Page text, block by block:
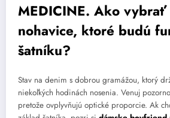
MEDICINE. Ako
nohavice, ktoré budú
šatníku?
Stav na denim s dobrou gramážou, ktorý
niekoľkých hodinách nosenia. Venuj
pretože ovplyvňujú optické proporcie. Ak